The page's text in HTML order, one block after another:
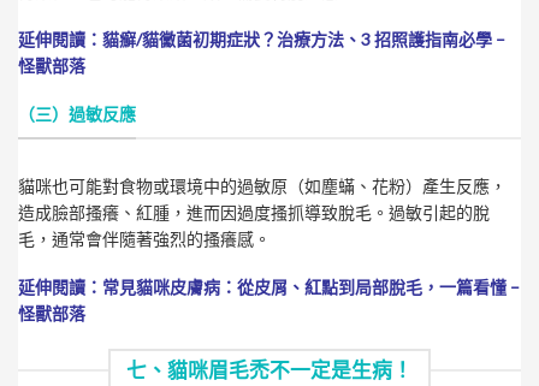
延伸閱讀： 貓癬/貓黴菌初期症狀？治療方法、3 招照護指南必學 –
怪獸部落
（三）過敏反應
貓咪也可能對食物或環境中的過敏原（如塵蟎、花粉）產生反應，
造成臉部搔癢、紅腫，進而因過度搔抓導致脫毛。過敏引起的脫
毛，通常會伴隨著強烈的搔癢感。
延伸閱讀：常見貓咪皮膚病：從皮屑、紅點到局部脫毛，一篇看懂 –
怪獸部落
七、貓咪眉毛禿不一定是生病！